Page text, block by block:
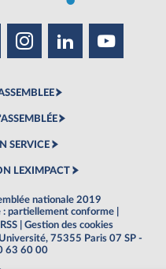
SERVICE
LEXIMPACT
nationale 2019
: partiellement conforme
Gestion des cookies
75355 Paris 07 SP -
63 60 00